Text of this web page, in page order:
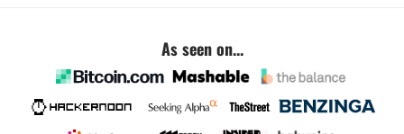
As seen on...